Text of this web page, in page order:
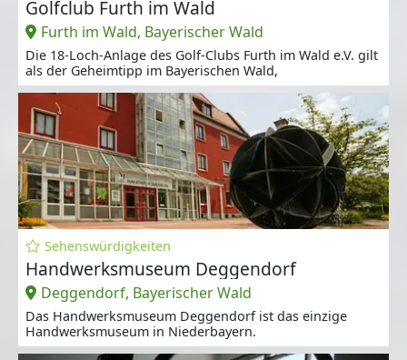
Golfclub Furth im Wald
Furth im Wald, Bayerischer Wald
Die 18-Loch-Anlage des Golf-Clubs Furth im Wald e.V. gilt
als der Geheimtipp im Bayerischen Wald,
Sehenswürdigkeiten
Handwerksmuseum Deggendorf
Deggendorf, Bayerischer Wald
Das Handwerksmuseum Deggendorf ist das einzige
Handwerksmuseum in Niederbayern.